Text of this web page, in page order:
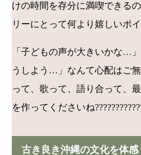
けの時間を存分に満喫できる
リーにとって何より嬉しいポ
「子どもの声が大きいかな…
うしよう…」なんて心配はご
って、歌って、語り合って、
を作ってくださいね
古き良き沖縄の文化を体感